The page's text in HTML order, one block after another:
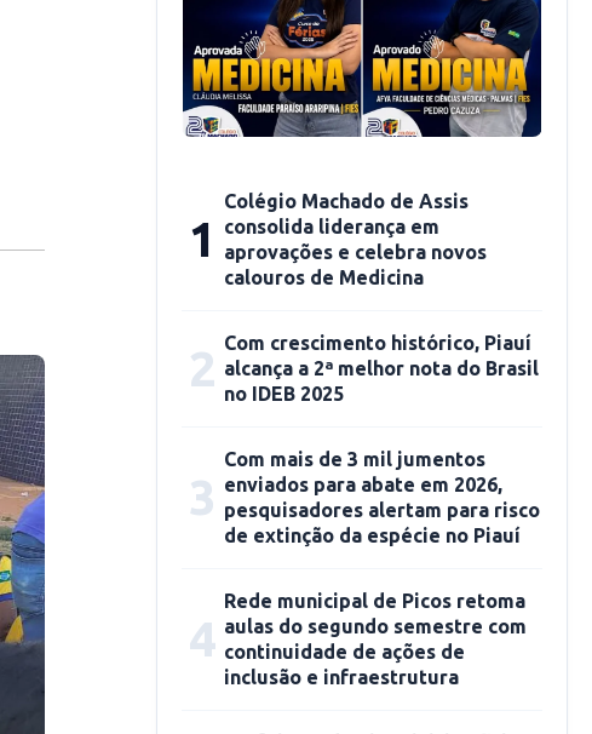
1
Colégio Machado de Assis
consolida liderança em
aprovações e celebra novos
calouros de Medicina
2 Com crescimento histórico, Piauí
alcança a 2ª melhor nota do Brasil
no IDEB 2025
3
Com mais de 3 mil jumentos
enviados para abate em 2026,
pesquisadores alertam para risco
de extinção da espécie no Piauí
4
Rede municipal de Picos retoma
aulas do segundo semestre com
continuidade de ações de
inclusão e infraestrutura